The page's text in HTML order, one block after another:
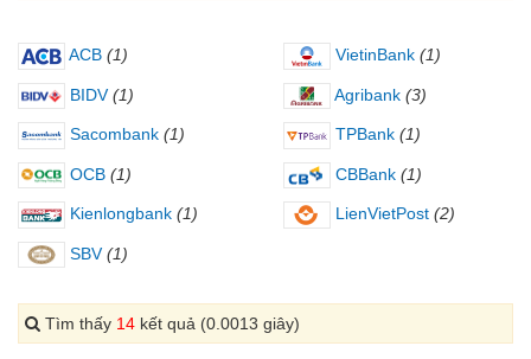
ACB (1) VietinBank (1)
BIDV (1) Agribank (3)
Sacombank (1) TPBank (1)
OCB (1) CBBank (1)
Kienlongbank (1) LienVietPost (2)
SBV (1)
Tìm thấy 14 kết quả (0.0013 giây)